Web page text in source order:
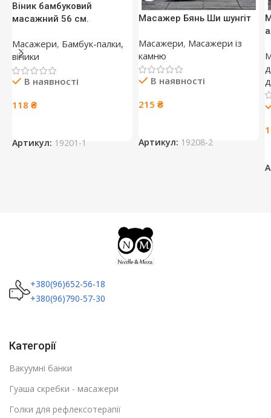
Віник бамбуковий
масажний 56 см.
Масажери, Бамбук-палки,
віники
В наявності
118 ₴
Артикул: 19201-1
Масажер Бянь Ши шунгіт
Масажери, Масажери із
камню
В наявності
215 ₴
Артикул: 19208-2
+380(96)652-56-18
+380(96)790-57-30
Категорії
Вакуумні банки
Гуаша скребки - масажери
Голки для рефлексотерапії